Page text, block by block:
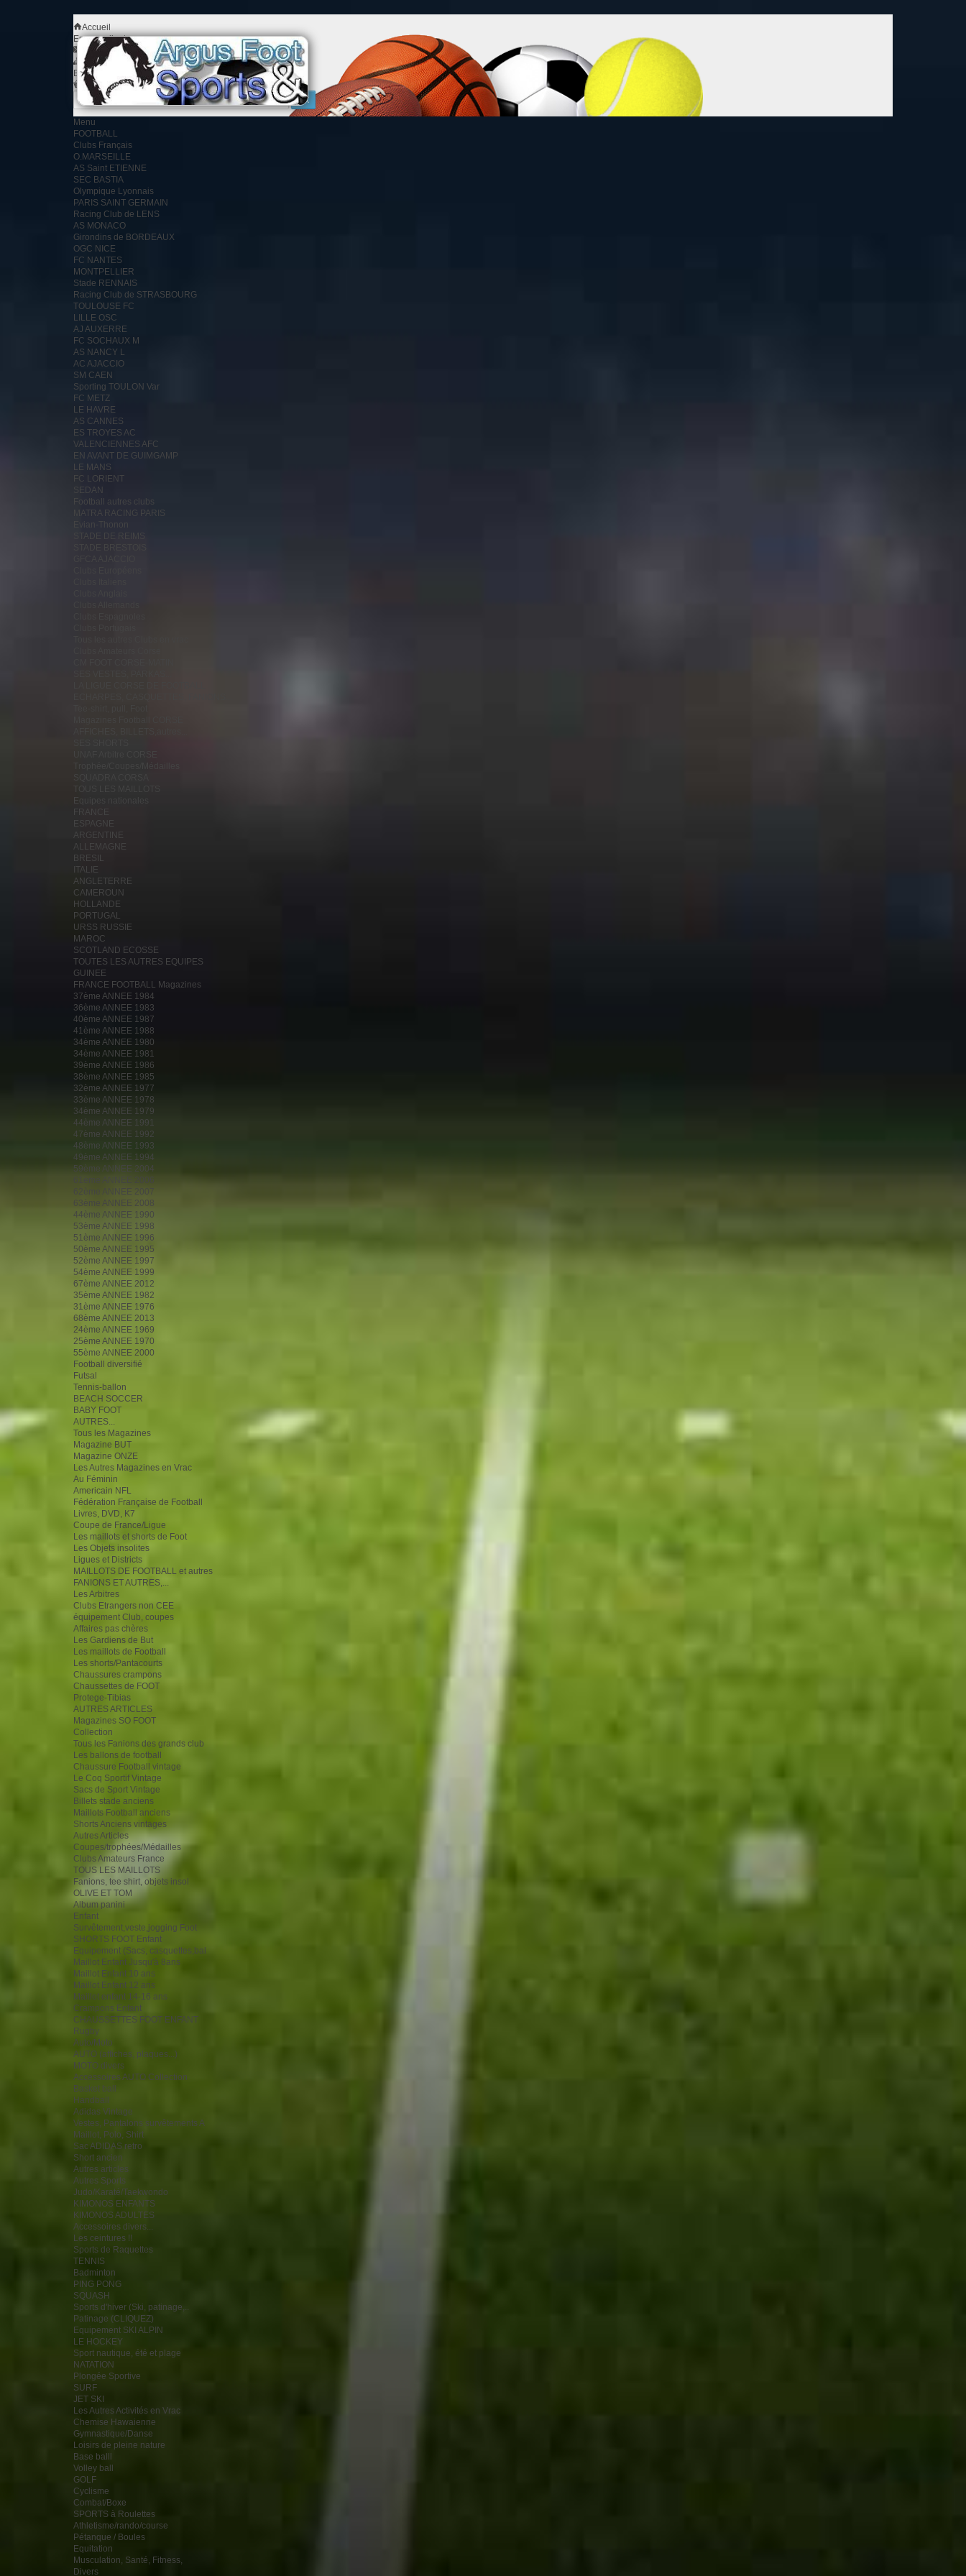
Accueil
Espace client
Contact
Plan du site
Bienvenue
Identifiez-vous
Votre compte
Votre panier 0produit0.00 €
Menu
FOOTBALL
Clubs Français
O.MARSEILLE
AS Saint ETIENNE
SEC BASTIA
Olympique Lyonnais
PARIS SAINT GERMAIN
Racing Club de LENS
AS MONACO
Girondins de BORDEAUX
OGC NICE
FC NANTES
MONTPELLIER
Stade RENNAIS
Racing Club de STRASBOURG
TOULOUSE FC
LILLE OSC
AJ AUXERRE
FC SOCHAUX M
AS NANCY L
AC AJACCIO
SM CAEN
Sporting TOULON Var
FC METZ
LE HAVRE
AS CANNES
ES TROYES AC
VALENCIENNES AFC
EN AVANT DE GUIMGAMP
LE MANS
FC LORIENT
SEDAN
Football autres clubs
MATRA RACING PARIS
Evian-Thonon
STADE DE REIMS
TOUS LES MAILLOTS
Equipes nationales
FRANCE
ESPAGNE
ARGENTINE
ALLEMAGNE
BRESIL
ITALIE
ANGLETERRE
CAMEROUN
HOLLANDE
PORTUGAL
URSS RUSSIE
MAROC
SCOTLAND ECOSSE
TOUTES LES AUTRES EQUIPES
GUINEE
FRANCE FOOTBALL Magazines
37ème ANNEE 1984
36ème ANNEE 1983
40ème ANNEE 1987
41ème ANNEE 1988
34ème ANNEE 1980
34ème ANNEE 1981
39ème ANNEE 1986
38ème ANNEE 1985
32ème ANNEE 1977
33ème ANNEE 1978
34ème ANNEE 1979
44ème ANNEE 1991
47ème ANNEE 1992
48ème ANNEE 1993
49ème ANNEE 1994
59ème ANNEE 2004
61ème ANNEE 2006
62ème ANNEE 2007
63ème ANNEE 2008
44ème ANNEE 1990
53ème ANNEE 1998
51ème ANNEE 1996
50ème ANNEE 1995
52ème ANNEE 1997
54ème ANNEE 1999
67ème ANNEE 2012
35ème ANNEE 1982
31ème ANNEE 1976
68ème ANNEE 2013
24ème ANNEE 1969
25ème ANNEE 1970
55ème ANNEE 2000
Football diversifié
Futsal
Tennis-ballon
BEACH SOCCER
BABY FOOT
AUTRES...
Tous les Magazines
Magazine BUT
Magazine ONZE
Les Autres Magazines en Vrac
Au Féminin
Americain NFL
Fédération Française de Football
Livres, DVD, K7
Coupe de France/Ligue
Les maillots et shorts de Foot
Les Objets insolites
Ligues et Districts
MAILLOTS DE FOOTBALL et autres
FANIONS ET AUTRES,...
Les Arbitres
Clubs Etrangers non CEE
équipement Club, coupes
Affaires pas chères
Les Gardiens de But
Les maillots de Football
Les shorts/Pantacourts
Chaussures crampons
Chaussettes de FOOT
Protege-Tibias
AUTRES ARTICLES
Magazines SO FOOT
Collection
Tous les Fanions des grands club
Les ballons de football
Chaussure Football vintage
Le Coq Sportif Vintage
Sacs de Sport Vintage
Billets stade anciens
Maillots Football anciens
Shorts Anciens vintages
Autres Articles
Coupes/trophées/Médailles
Clubs Amateurs France
TOUS LES MAILLOTS
Fanions, tee shirt, objets insol
OLIVE ET TOM
Album panini
Enfant
Survêtement,veste,jogging Foot
SHORTS FOOT Enfant
Equipement (Sacs, casquettes,bal
Maillot Enfant Jusqu'à 8ans
Maillot Enfant 10 ans
Maillot Enfant 12 ans
Maillot enfant 14-16 ans
Crampons Enfant
CHAUSSETTES FOOT ENFANT
Rugby
Auto/Moto
AUTO (affiches, plaques...)
MOTO divers
Accessoires AUTO Collection
Basket ball
Handball
Adidas Vintage
Vestes, Pantalons survêtements A
Maillot, Polo, Shirt
Sac ADIDAS retro
Short ancien
Autres articles
Autres Sports
Judo/Karaté/Taekwondo
KIMONOS ENFANTS
KIMONOS ADULTES
Accessoires divers...
Les ceintures !!
Sports de Raquettes
TENNIS
Badminton
PING PONG
SQUASH
Sports d'hiver (Ski, patinage,..
Patinage (CLIQUEZ)
Equipement SKI ALPIN
LE HOCKEY
Sport nautique, été et plage
NATATION
Plongée Sportive
SURF
JET SKI
Les Autres Activités en Vrac
Chemise Hawaienne
Gymnastique/Danse
Loisirs de pleine nature
Base balll
Volley ball
GOLF
Cyclisme
Combat/Boxe
SPORTS à Roulettes
Athletisme/rando/course
Pétanque / Boules
Equitation
Musculation, Santé, Fitness,
Divers